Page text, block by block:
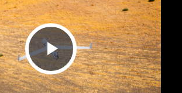
Play Video